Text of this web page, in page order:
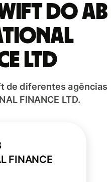
do AB
LTD
de diferentes agências
FINANCE LTD.
FINANCE